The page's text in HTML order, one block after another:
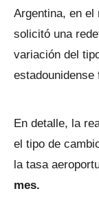
Argentina, en el
solicitó una
variación del
estadounidense
En detalle, la
el tipo de
la tasa
mes.